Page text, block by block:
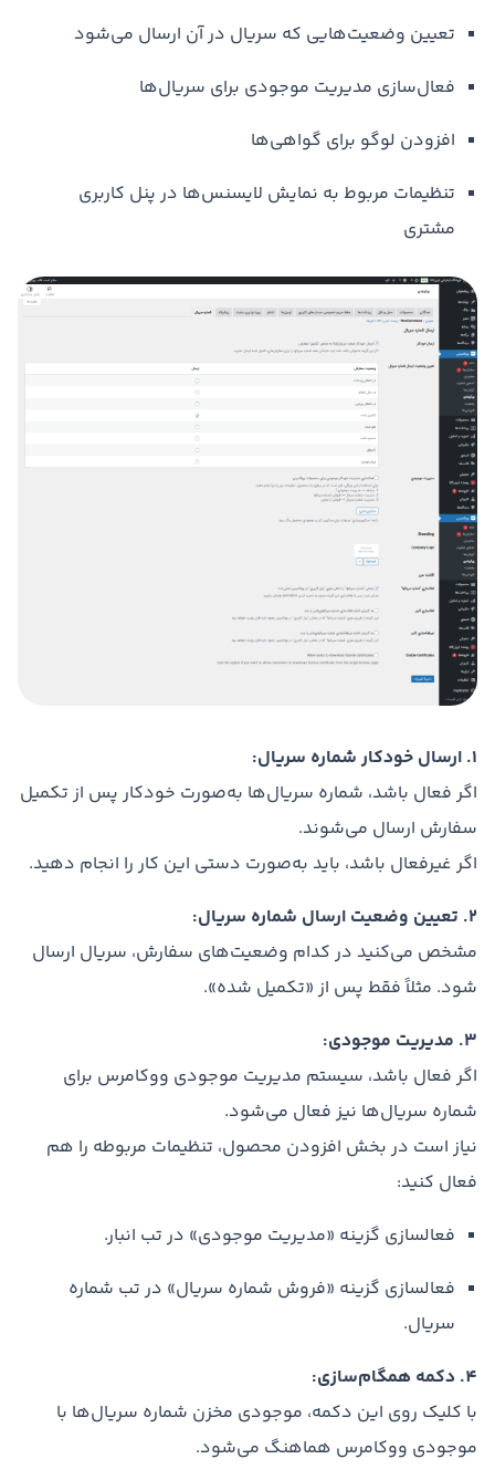
تعیین وضعیت‌هایی که سریال در آن ارسال می‌شود
فعال‌سازی مدیریت موجودی برای سریال‌ها
افزودن لوگو برای گواهی‌ها
تنظیمات مربوط به نمایش لایسنس‌ها در پنل کاربری
مشتری
1. ارسال خودکار شماره سریال:
اگر فعال باشد، شماره سریال‌ها به‌صورت خودکار پس از تکمیل
سفارش ارسال می‌شوند.
اگر غیرفعال باشد، باید به‌صورت دستی این کار را انجام دهید.
2. تعیین وضعیت ارسال شماره سریال:
مشخص می‌کنید در کدام وضعیت‌های سفارش، سریال ارسال
شود. مثلاً فقط پس از «تکمیل شده».
3. مدیریت موجودی:
اگر فعال باشد، سیستم مدیریت موجودی ووکامرس برای
شماره سریال‌ها نیز فعال می‌شود.
نیاز است در بخش افزودن محصول، تنظیمات مربوطه را هم
فعال کنید:
فعالسازی گزینه «مدیریت موجودی» در تب انبار.
فعالسازی گزینه «فروش شماره سریال» در تب شماره
سریال.
4. دکمه همگام‌سازی:
با کلیک روی این دکمه، موجودی مخزن شماره سریال‌ها با
موجودی ووکامرس هماهنگ می‌شود.